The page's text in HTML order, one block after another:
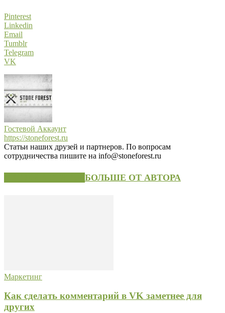
Pinterest
Linkedin
Email
Tumblr
Telegram
VK
Гостевой Аккаунт
https://stoneforest.ru
Статьи наших друзей и партнеров. По вопросам
сотрудничества пишите на info@stoneforest.ru
БОЛЬШЕ ОТ АВТОРА
Маркетинг
Как сделать комментарий в VK заметнее для
других